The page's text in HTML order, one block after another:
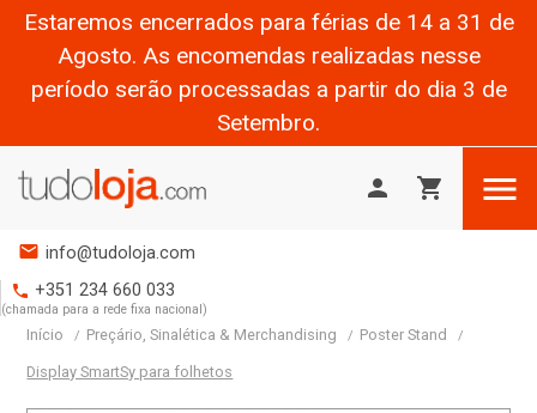
Estaremos encerrados para férias de 14 a 31 de
Agosto. As encomendas realizadas nesse
período serão processadas a partir do dia 3 de
Setembro.
person shopping_cart 
mail info@tudoloja.com
phone +351 234 660 033
(chamada para a rede fixa nacional)
Início Preçário, Sinalética & Merchandising Poster Stand
Display SmartSy para folhetos